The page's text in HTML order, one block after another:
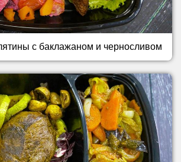
с баклажаном и черносливом